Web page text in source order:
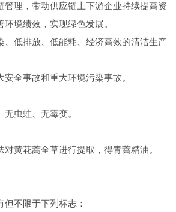
管理，带动供应链上下游企业持续提高资
境绩效，实现绿色发展。
、低排放、低能耗、经济高效的清洁生产
全事故和重大环境污染事故。
虫蛀、无霉变。
黄花蒿全草进行提取，得青蒿精油。
不限于下列标志：